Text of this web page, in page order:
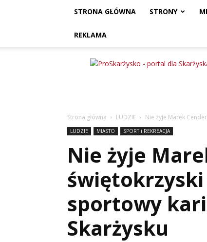
STRONA GŁÓWNA STRONY
REKLAMA
ProSkarżysko
Strona główna LUDZIE Nie żyje Marek
LUDZIE MIASTO SPORT i REKREACJA
Nie żyje
sportowy
Skarżysku